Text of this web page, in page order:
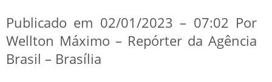
Publicado em 02/01/2023 – 07:02 Por
Wellton Máximo – Repórter da Agência
Brasil – Brasília